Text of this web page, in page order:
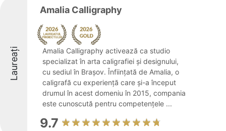
Laureați
Amalia Calligraphy
Amalia Calligraphy activează ca studio
specializat în arta caligrafiei și designului,
cu sediul în Brașov. Înființată de Amalia, o
caligrafă cu experiență care și-a început
drumul în acest domeniu în 2015, compania
este cunoscută pentru competențele ...
9.7